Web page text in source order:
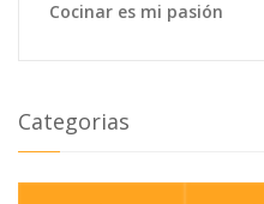
Cocinar es mi pasión
Categorias